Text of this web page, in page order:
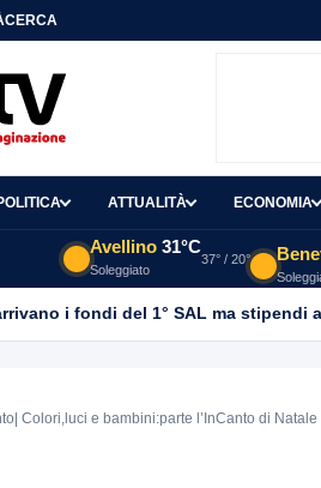
CERCA
ATTUALITÀ ECONOMIA
Avellino 31°C
Soleggiato
37° / 20°
i fondi del 1° SAL ma stipendi
Colori,luci e bambini:parte l’InCanto di Natale